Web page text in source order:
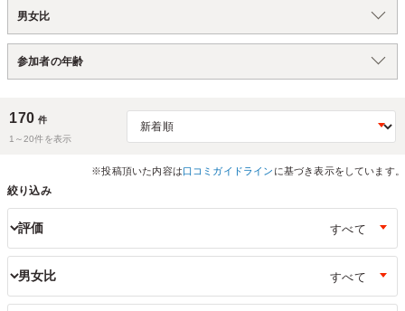
男女比
参加者の年齢
170 件
1～20件を表示
※投稿頂いた内容は口コミガイドライン に基づき表示をしています。
絞り込み
評価
男女比